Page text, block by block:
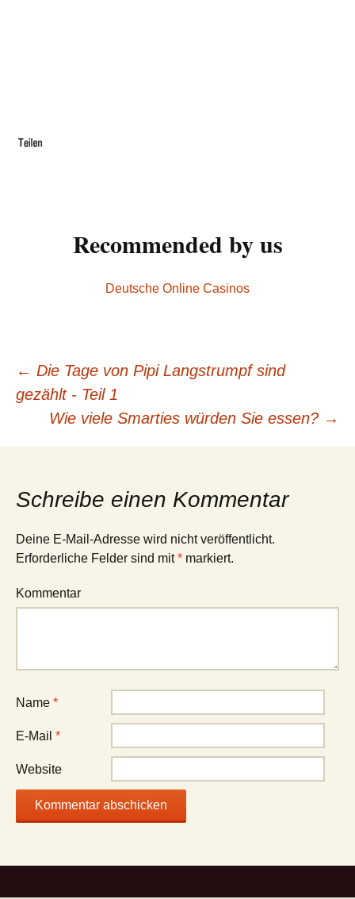
Recommended by us
Deutsche Online Casinos
Beitrags-
Navigation
← Die Tage von Pipi Langstrumpf sind
gezählt - Teil 1
Wie viele Smarties würden Sie essen? →
Schreibe einen Kommentar
Deine E-Mail-Adresse wird nicht veröffentlicht.
Erforderliche Felder sind mit* markiert.
Kommentar
Name *
E-Mail *
Website